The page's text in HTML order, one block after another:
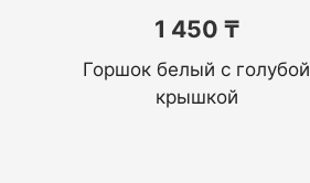
1 450 ₸
Горшок белый с голубой
крышкой